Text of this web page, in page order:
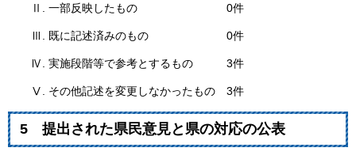
Ⅱ. 一部反映したもの 0件
Ⅲ. 既に記述済みのもの 0件
Ⅳ. 実施段階等で参考とするもの 3件
Ⅴ. その他記述を変更しなかったもの 3件
5 提出された県民意見と県の対応の公表